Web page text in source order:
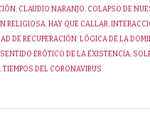
, CLAUDIO NARANJO, COLAPSO DE
RELIGIOSA,HAY QUE CALLAR,
DE RECUPERACIÓN ,LÓGICA DE LA
SENTIDO ERÓTICO DE LA EXISTENCIA,
,TIEMPOS DEL CORONAVIRUS